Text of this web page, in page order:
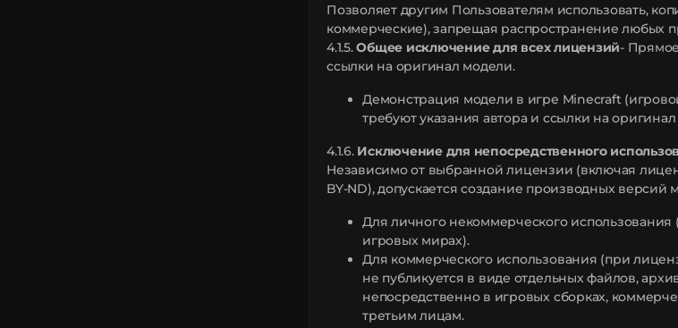
Позволяет другим Пользователям использовать,
коммерческие), запрещая распространение любых
4.1.5.Общее исключение для всех лицензий-
ссылки на оригинал модели.
Демонстрация модели в игре Minecraft
требуют указания автора и ссылки на
4.1.6. Исключение для непосредственного
Независимо от выбранной лицензии (включая
BY-ND), допускается создание производных версий
Для личного некоммерческого
игровых мирах).
Для коммерческого использования (при
не публикуется в виде отдельных файлов,
непосредственно в игровых сборках,
третьим лицам.